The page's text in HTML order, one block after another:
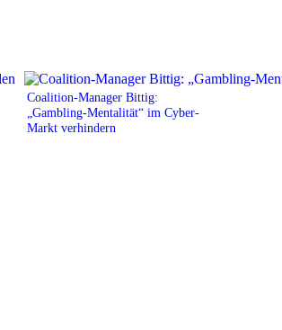
Coalition-Manager Bittig:
„Gambling-Mentalität“ im Cyber-
Markt verhindern